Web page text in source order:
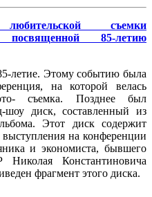
съемки
посвященной 85-летию
летие. Этому событию была
на которой велась
съемка. Позднее был
шоу диск, составленный из
Этот диск содержит
на конференции
и экономиста, бывшего
Николая Константиновича
фрагмент этого диска.